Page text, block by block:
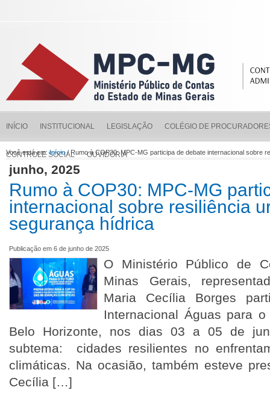
INÍCIO INSTITUCIONAL LEGISLAÇÃO COLÉGIO DE
CONTROLE SOCIAL OUVIDORIA
Você está em:Início/ Rumo à COP30: MPC-MG participa de debate internacional sobre
junho, 2025
Rumo à COP30: MPC-MG
internacional sobre resiliência
segurança hídrica
Publicação em 6 de junho de 2025
O Ministério Público de
Minas Gerais,
Maria Cecília Borges
Internacional Águas para
Belo Horizonte, nos dias 03 a 05 de
subtema: cidades resilientes no
climáticas. Na ocasião, também esteve
Cecília […]